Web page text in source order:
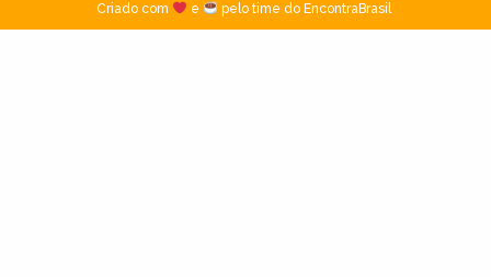
Criado com
e pelo time do EncontraBrasil